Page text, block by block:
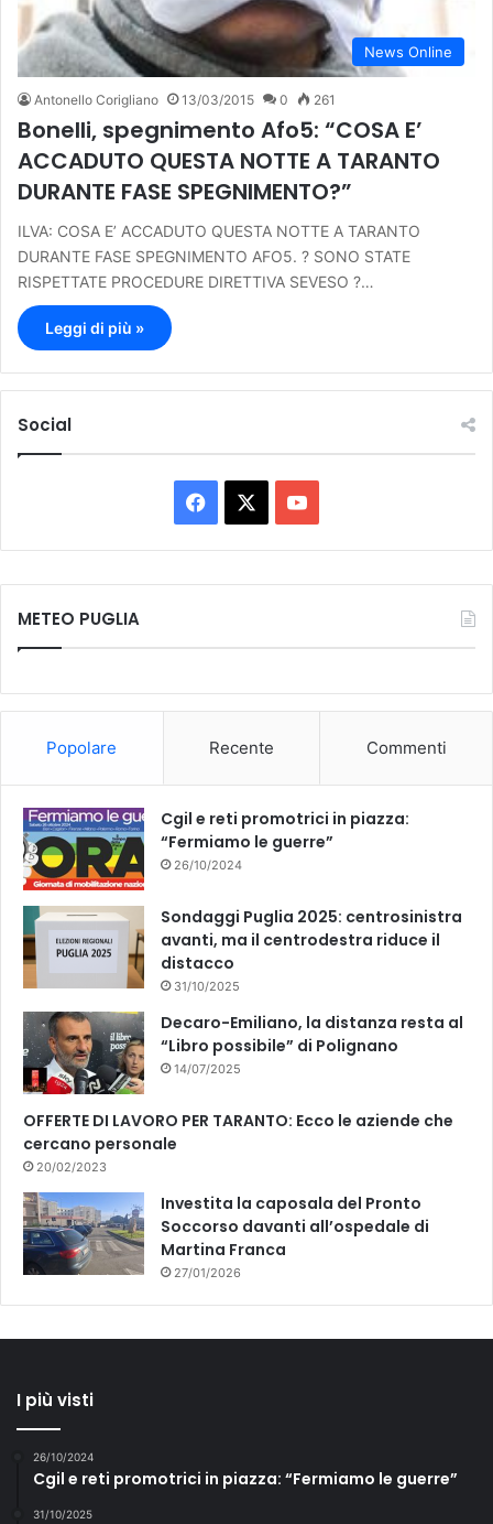
News Online
Antonello Corigliano 13/03/2015 0 261
Bonelli, spegnimento Afo5: “COSA E’
ACCADUTO QUESTA NOTTE A TARANTO
DURANTE FASE SPEGNIMENTO?”
ILVA: COSA E’ ACCADUTO QUESTA NOTTE A TARANTO
DURANTE FASE SPEGNIMENTO AFO5. ? SONO STATE
RISPETTATE PROCEDURE DIRETTIVA SEVESO ?…
Leggi di più »
Social
a
c
k
o
u
METEO PUGLIA
Popolare Recente Commenti
Cgil e reti promotrici in piazza:
“Fermiamo le guerre”
26/10/2024
Sondaggi Puglia 2025: centrosinistra
avanti, ma il centrodestra riduce il
distacco
31/10/2025
Decaro-Emiliano, la distanza resta al
“Libro possibile” di Polignano
14/07/2025
OFFERTE DI LAVORO PER TARANTO: Ecco le aziende che
cercano personale
20/02/2023
Investita la caposala del Pronto
Soccorso davanti all’ospedale di
Martina Franca
27/01/2026
I più visti
26/10/2024
Cgil e reti promotrici in piazza: “Fermiamo le guerre”
31/10/2025